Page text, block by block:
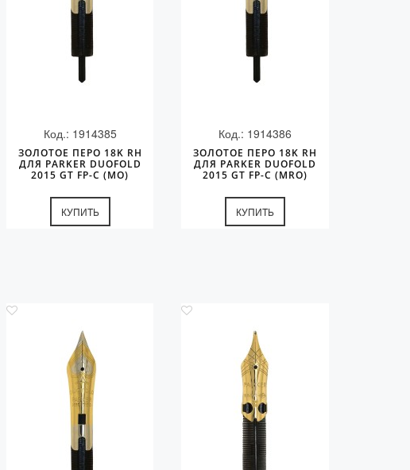
Код.: 1914385
ЗОЛОТОЕ ПЕРО 18K RH
ДЛЯ PARKER DUOFOLD
2015 GT FP-C (MO)
КУПИТЬ
Код.: 1914386
ЗОЛОТОЕ ПЕРО 18K RH
ДЛЯ PARKER DUOFOLD
2015 GT FP-C (MRO)
КУПИТЬ